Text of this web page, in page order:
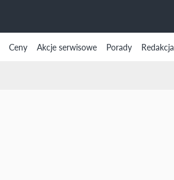
Ceny Akcje serwisowe Porady Redakcja